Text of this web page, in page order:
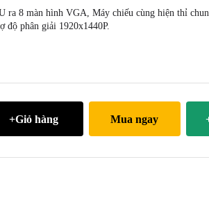
ra 8 màn hình VGA, Máy chiếu cùng hiện thỉ
độ phân giải 1920x1440P.
+Giỏ hàng Mua ngay